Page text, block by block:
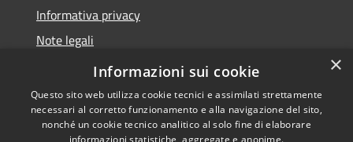
Informativa privacy
Note legali
Dichiarazione di accessibilità
×
Informazioni sui cookie
Questo sito web utilizza cookie tecnici e assimilati strettamente
necessari al corretto funzionamento e alla navigazione del sito,
nonché un cookie tecnico analitico al solo fine di elaborare
informazioni statistiche, aggregate e anonime.